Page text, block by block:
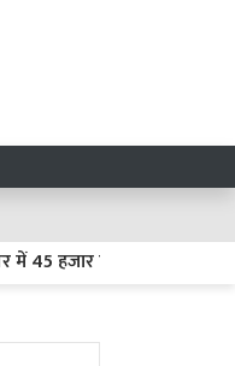
करोड़ रुपये का निवेश